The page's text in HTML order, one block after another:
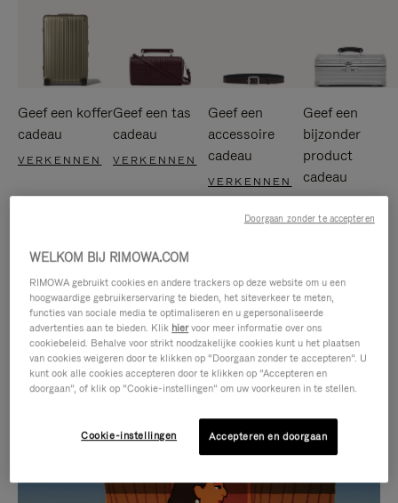
Geef een koffer
cadeau
VERKENNEN
Geef een tas
cadeau
VERKENNEN
Geef een
accessoire
cadeau
VERKENNEN
Geef een
bijzonder
product
cadeau
IS
GELUID
WELKOM BIJ RIMOWA.COM
RIMOWA gebruikt cookies en andere trackers op deze website om u een
hoogwaardige gebruikerservaring te bieden, het siteverkeer te meten,
functies van sociale media te optimaliseren en u gepersonaliseerde
advertenties aan te bieden. Klik hiervoor meer informatie over ons
cookiebeleid. Behalve voor strikt noodzakelijke cookies kunt u het plaatsen
van cookies weigeren door te klikken op “Doorgaan zonder te accepteren”. U
kunt ook alle cookies accepteren door te klikken op “Accepteren en
doorgaan”, of klik op “Cookie-instellingen” om uw voorkeuren in te stellen.
Cookie-instellingen Accepteren en doorgaan
Doorgaan zonder te accepteren